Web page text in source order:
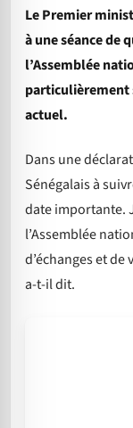
Le Premier
à une séance de
l’Assemblée
particulièrement
actuel.
Dans une
Sénégalais à
date importante.
l’Assemblée
d’échanges et
a-t-il dit.